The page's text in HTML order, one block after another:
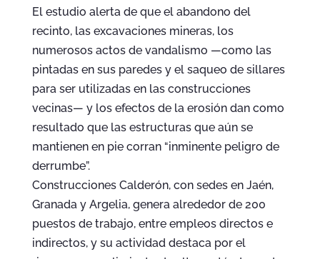
El estudio alerta de que el abandono del
recinto, las excavaciones mineras, los
numerosos actos de vandalismo —como las
pintadas en sus paredes y el saqueo de sillares
para ser utilizadas en las construcciones
vecinas— y los efectos de la erosión dan como
resultado que las estructuras que aún se
mantienen en pie corran “inminente peligro de
derrumbe”.
Construcciones Calderón, con sedes en Jaén,
Granada y Argelia, genera alrededor de 200
puestos de trabajo, entre empleos directos e
indirectos, y su actividad destaca por el